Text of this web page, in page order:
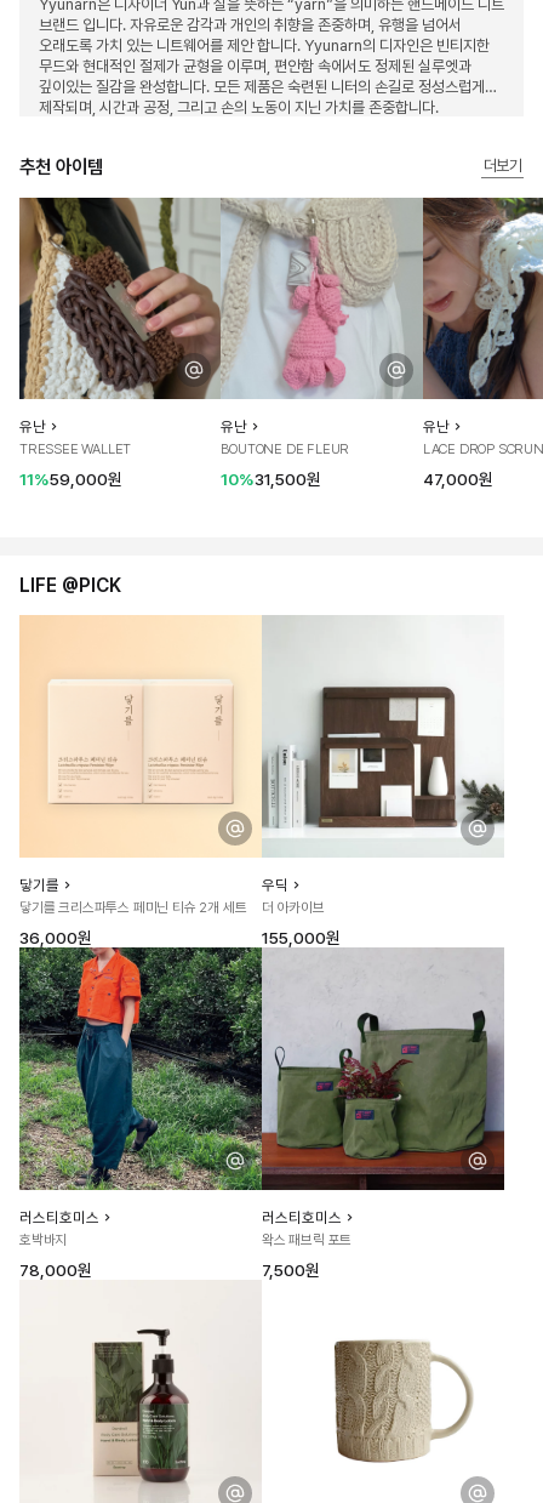
Yyunarn은 디자이너 Yun과 실을 뜻하는 “yarn”을 의미하는 핸드메이드 니트
브랜드 입니다. 자유로운 감각과 개인의 취향을 존중하며, 유행을 넘어서
오래도록 가치 있는 니트웨어를 제안 합니다. Yyunarn의 디자인은 빈티지한
무드와 현대적인 절제가 균형을 이루며, 편안함 속에서도 정제된 실루엣과
깊이있는 질감을 완성합니다. 모든 제품은 숙련된 니터의 손길로 정성스럽게
제작되며, 시간과 공정, 그리고 손의 노동이 지닌 가치를 존중합니다.
추천 아이템 더보기
유난
TRESSEE WALLET
11%59,000원
유난
BOUTONE DE FLEUR
10%31,500원
유난
LACE DROP
47,000원
LIFE @PICK
닿기를
닿기를 크리스파투스 페미닌 티슈 2개 세트
36,000원
우딕
더 아카이브
155,000원
러스티호미스
호박바지
78,000원
러스티호미스
왁스 패브릭 포트
7,500원